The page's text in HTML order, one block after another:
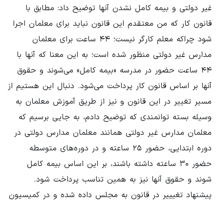
غیر دولتی و بیمه کامل نشدن آنها توضیح داد: مطابق با
قانون کار که من معتقدم این قانون نباید برای معلمان اجرا
شود چراکه معلم کارگر نیست؛ ۴۴ ساعت برای معلمان
مدارس غیر دولتی منظور شده است؛ به این معنا که آنها با
۴۴ ساعت حضور در مدرسه «بیمه کامل» می‌شوند و حقوق
آنها بر اساس قانون کار پرداخت می‌شود. دنبال این هستیم از
مسیر تغییر در این قانون و نیز از طریق آموزش معلمان به
وسیله بسته توانمندی که توضیح دادم، به جایی برسیم که
معلمان مدارس غیر دولتی همانند معلمان مدارس دولتی در
دوره ابتدایی، حضور ۲۵ ساعته و در دوره‌های متوسطه
حضور ۳۰ ساعته داشته باشند، بر این اساس بیمه کامل
شوند و حقوق آنها نیز به همین تناسب پرداخت شود.
پیشنهاد تغیییر در قانون به مجلس داده شده و در کمیسیون